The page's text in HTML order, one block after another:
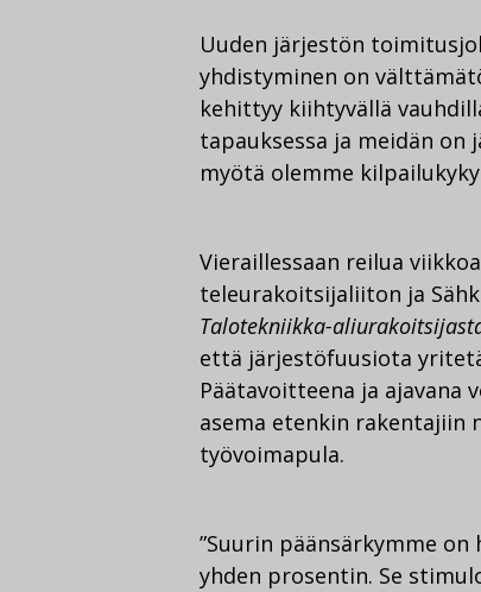
Uuden järjestön
yhdistyminen on
kehittyy kiihtyvällä
tapauksessa ja meidän on
myötä olemme
Vieraillessaan reilua
teleurakoitsijaliiton ja
Talotekniikka-
että järjestöfuusiota
Päätavoitteena ja ajavana
asema etenkin rakentajiin
työvoimapula.
”Suurin päänsärkymme
yhden prosentin. Se